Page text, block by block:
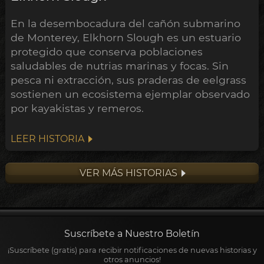
En la desembocadura del cañón submarino
de Monterey, Elkhorn Slough es un estuario
protegido que conserva poblaciones
saludables de nutrias marinas y focas. Sin
pesca ni extracción, sus praderas de eelgrass
sostienen un ecosistema ejemplar observado
por kayakistas y remeros.
LEER HISTORIA
VER MÁS HISTORIAS
Suscríbete a Nuestro Boletín
¡Suscríbete (gratis) para recibir notificaciones de nuevas historias y
otros anuncios!